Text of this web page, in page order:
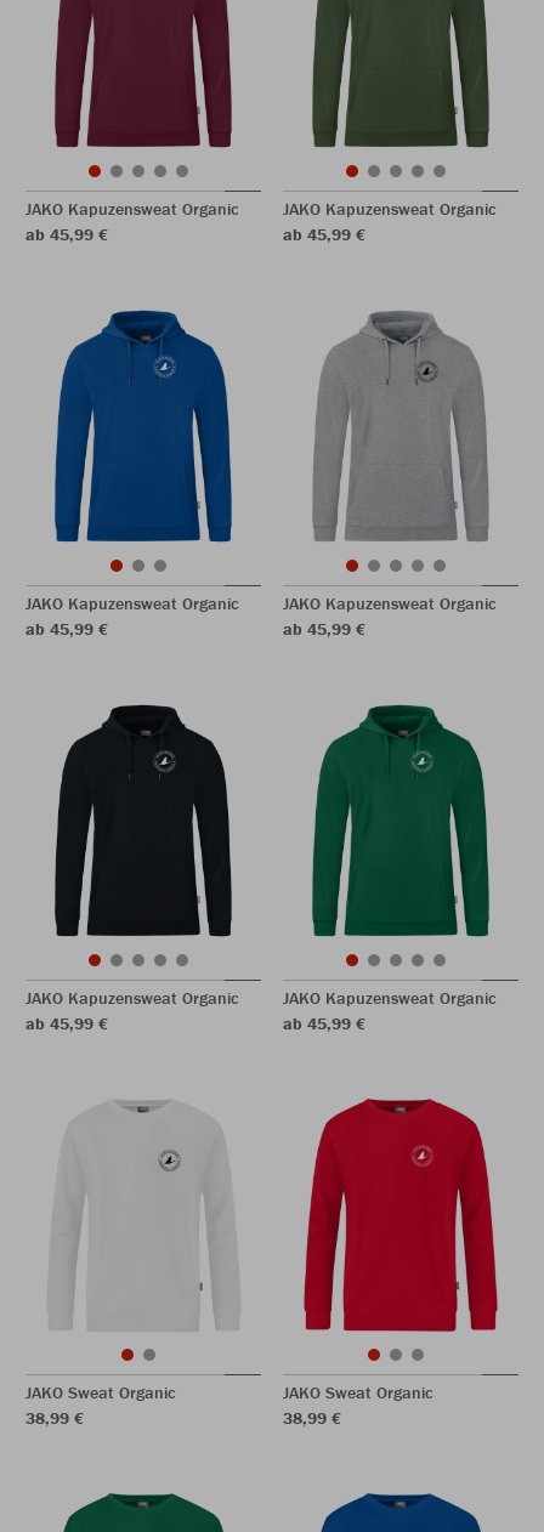
JAKO Kapuzensweat Organic
ab 45,99 €
JAKO Kapuzensweat Organic
ab 45,99 €
JAKO Kapuzensweat Organic
ab 45,99 €
JAKO Kapuzensweat Organic
ab 45,99 €
JAKO Kapuzensweat Organic
ab 45,99 €
JAKO Kapuzensweat Organic
ab 45,99 €
JAKO Sweat Organic
38,99 €
JAKO Sweat Organic
38,99 €